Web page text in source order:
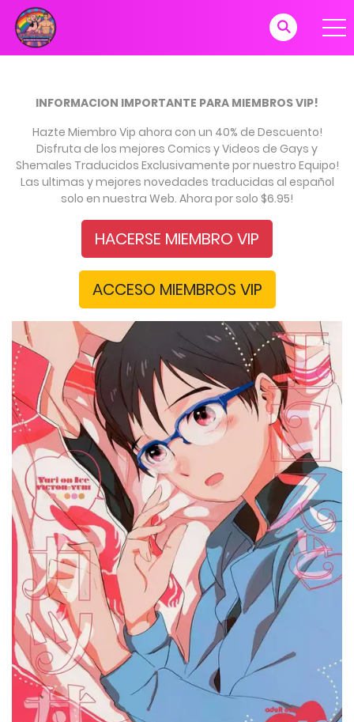
INFORMACION IMPORTANTE PARA MIEMBROS VIP!
Hazte Miembro Vip ahora con un 40% de Descuento!
Disfruta de los mejores Comics y Videos de Gays y
Shemales Traducidos Exclusivamente por nuestro Equipo!
Las ultimas y mejores novedades traducidas al español
solo en nuestra Web. Ahora por solo $6.95!
HACERSE MIEMBRO VIP
ACCESO MIEMBROS VIP